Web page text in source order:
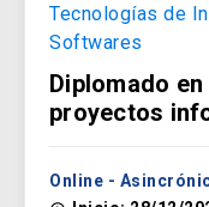
Tecnologías de
Softwares
Diplomado
proyectos
Online -